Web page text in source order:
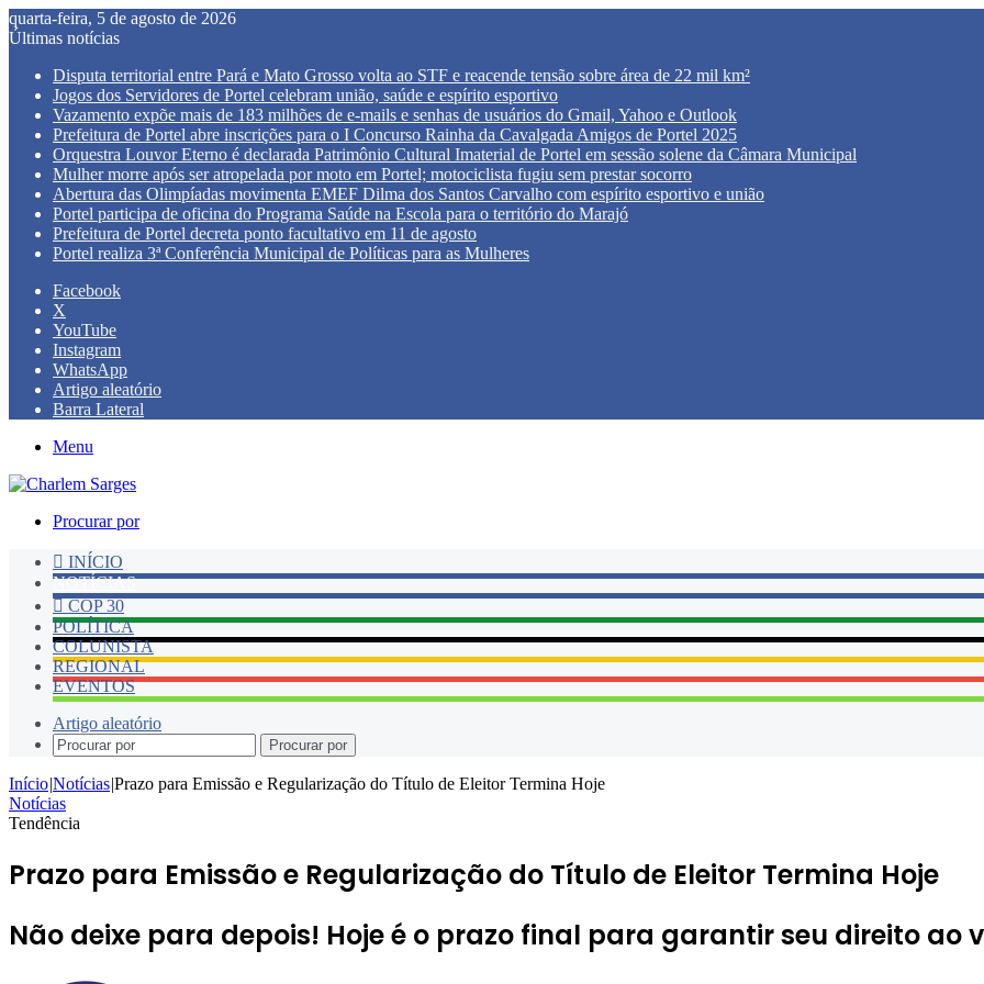
quarta-feira, 5 de agosto de 2026
Últimas notícias
Disputa territorial entre Pará e Mato Grosso volta ao STF e reacende tensão sobre área de 22 mil km²
Jogos dos Servidores de Portel celebram união, saúde e espírito esportivo
Vazamento expõe mais de 183 milhões de e-mails e senhas de usuários do Gmail, Yahoo e Outlook
Prefeitura de Portel abre inscrições para o I Concurso Rainha da Cavalgada Amigos de Portel 2025
Orquestra Louvor Eterno é declarada Patrimônio Cultural Imaterial de Portel em sessão solene da Câmara Municipal
Mulher morre após ser atropelada por moto em Portel; motociclista fugiu sem prestar socorro
Abertura das Olimpíadas movimenta EMEF Dilma dos Santos Carvalho com espírito esportivo e união
Portel participa de oficina do Programa Saúde na Escola para o território do Marajó
Prefeitura de Portel decreta ponto facultativo em 11 de agosto
Portel realiza 3ª Conferência Municipal de Políticas para as Mulheres
Facebook
X
YouTube
Instagram
WhatsApp
Artigo aleatório
Barra Lateral
Menu
Procurar por
INÍCIO
NOTÍCIAS
COP 30
POLÍTICA
COLUNISTA
REGIONAL
EVENTOS
Artigo aleatório
Procurar por
Início|Notícias|Prazo para Emissão e Regularização do Título de Eleitor Termina Hoje
Notícias
Tendência
Prazo para Emissão e Regularização do Título de Eleitor Termina Hoje
Não deixe para depois! Hoje é o prazo final para garantir seu direito ao